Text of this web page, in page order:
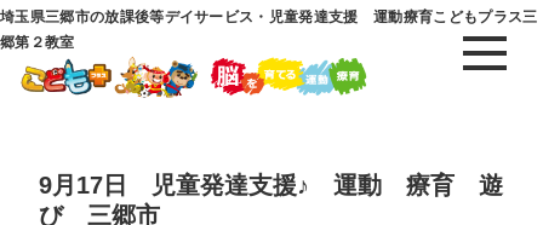
埼玉県三郷市の放課後等デイサービス・児童発達支援 運動療育こどもプラス三
郷第２教室
9月17日 児童発達支援♪ 運動 療育 遊
び 三郷市